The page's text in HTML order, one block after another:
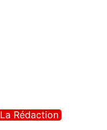
La Rédaction